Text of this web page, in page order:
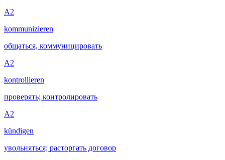
A2
kommunizieren
общаться, коммуницировать
A2
kontrollieren
проверять; контролировать
A2
kündigen
увольняться; расторгать договор